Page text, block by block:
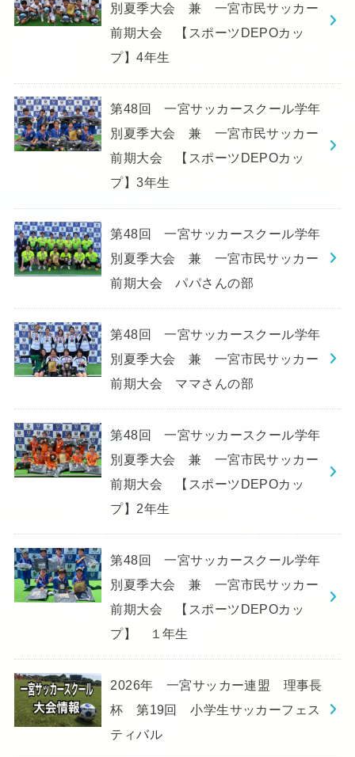
別夏季大会 兼 一宮市民サッカー
前期大会 【スポーツDEPOカッ
プ】4年生
第48回 一宮サッカースクール学年
別夏季大会 兼 一宮市民サッカー
前期大会 【スポーツDEPOカッ
プ】3年生
第48回 一宮サッカースクール学年
別夏季大会 兼 一宮市民サッカー
前期大会 パパさんの部
第48回 一宮サッカースクール学年
別夏季大会 兼 一宮市民サッカー
前期大会 ママさんの部
第48回 一宮サッカースクール学年
別夏季大会 兼 一宮市民サッカー
前期大会 【スポーツDEPOカッ
プ】2年生
第48回 一宮サッカースクール学年
別夏季大会 兼 一宮市民サッカー
前期大会 【スポーツDEPOカッ
プ】 １年生
2026年 一宮サッカー連盟 理事長
杯 第19回 小学生サッカーフェス
ティバル